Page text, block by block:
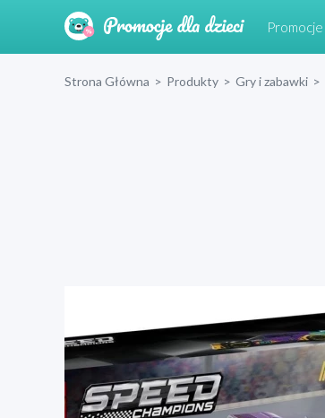
Promocje
Strona Główna > Produkty > Gry i zabawki >